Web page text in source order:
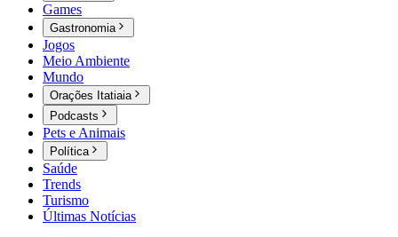
Games
Gastronomia
Jogos
Meio Ambiente
Mundo
Orações Itatiaia
Podcasts
Pets e Animais
Política
Saúde
Trends
Turismo
Últimas Notícias